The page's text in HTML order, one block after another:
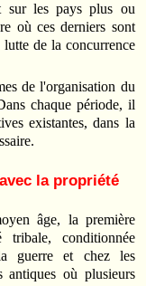
sur les pays plus ou
où ces derniers sont
de la concurrence
de l'organisation du
chaque période, il
existantes, dans la
la propriété
âge, la première
conditionnée
guerre et chez les
antiques où plusieurs